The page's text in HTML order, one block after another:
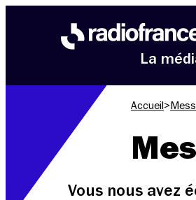
La
Accueil >
Vous nous avez